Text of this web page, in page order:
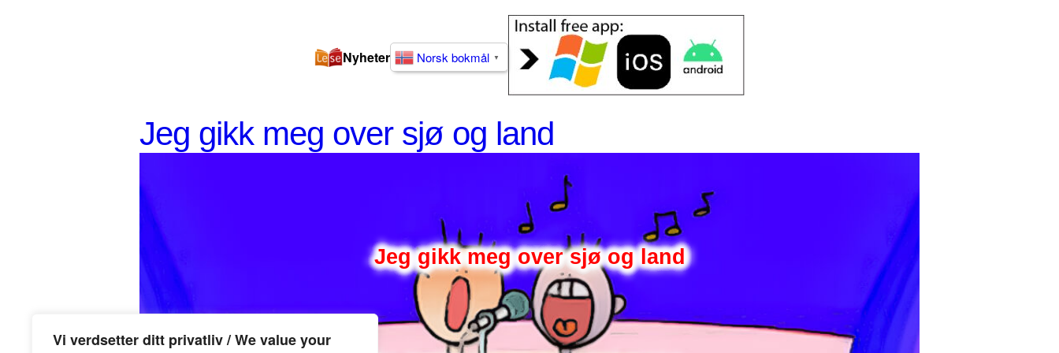
Vi verdsetter ditt privatliv / We value your
Nyheter Norsk bokmål ▼
Jeg gikk meg over sjø og land
Jeg gikk meg over sjø og land
Jeg gikk meg over sjø og land